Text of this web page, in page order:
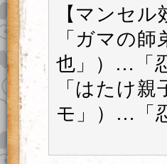
【マンセル
「ガマの
也」）…「
「はたけ
モ」）…「